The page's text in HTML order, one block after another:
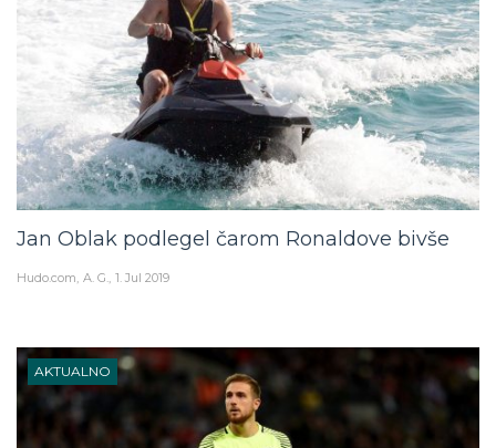
Jan Oblak podlegel čarom Ronaldove bivše
Hudo.com A. G. 1. Jul 2019
AKTUALNO